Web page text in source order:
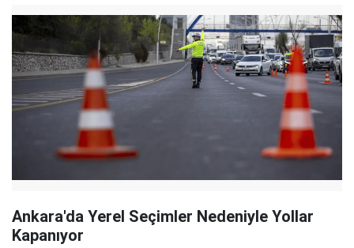
Ankara'da Yerel Seçimler Nedeniyle Yollar
Kapanıyor